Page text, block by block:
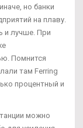
но банки
на плаву.
и лучше. При
Помнится
там Ferring
процентный и
можно